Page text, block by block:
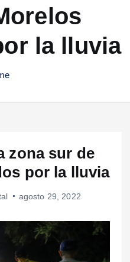
la lluvia
zona sur de
por la lluvia
agosto 29, 2022